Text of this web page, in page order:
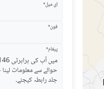
ای میل*
فون*
پیغام*